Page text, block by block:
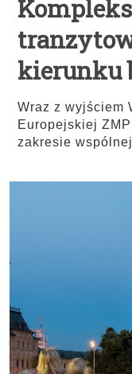
Wraz z wyjściem
Europejskiej
zakresie